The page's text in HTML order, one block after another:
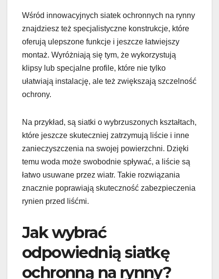
Wśród innowacyjnych siatek ochronnych na rynny
znajdziesz też specjalistyczne konstrukcje, które
oferują ulepszone funkcje i jeszcze łatwiejszy
montaż. Wyróżniają się tym, że wykorzystują
klipsy lub specjalne profile, które nie tylko
ułatwiają instalację, ale też zwiększają szczelność
ochrony.
Na przykład, są siatki o wybrzuszonych kształtach,
które jeszcze skuteczniej zatrzymują liście i inne
zanieczyszczenia na swojej powierzchni. Dzięki
temu woda może swobodnie spływać, a liście są
łatwo usuwane przez wiatr. Takie rozwiązania
znacznie poprawiają skuteczność zabezpieczenia
rynien przed liśćmi.
Jak wybrać
odpowiednią siatkę
ochronną na rynny?